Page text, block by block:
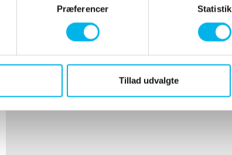
Præferencer Statistik
Tillad udvalgte